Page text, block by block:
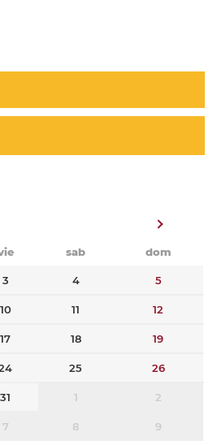
sab dom
3 4 5
10 11 12
17 18 19
25 26
31 1 2
7 8 9